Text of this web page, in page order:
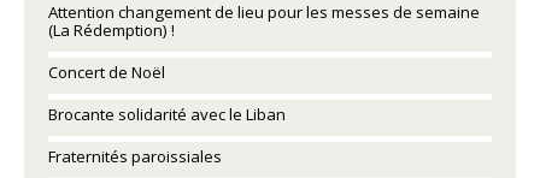
Attention changement de lieu pour les messes de semaine
(La Rédemption) !
Concert de Noël
Brocante solidarité avec le Liban
Fraternités paroissiales